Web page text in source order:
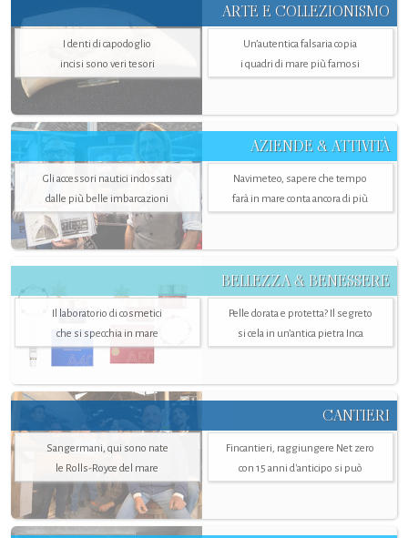
ARTE E COLLEZIONISMO
I denti di capodoglio
incisi sono veri tesori
Un’autentica falsaria copia
i quadri di mare più famosi
AZIENDE & ATTIVITÀ
Gli accessori nautici indossati
dalle più belle imbarcazioni
Navimeteo, sapere che tempo
farà in mare conta ancora di più
BELLEZZA & BENESSERE
Il laboratorio di cosmetici
che si specchia in mare
Pelle dorata e protetta? Il segreto
si cela in un’antica pietra Inca
CANTIERI
Sangermani, qui sono nate
le Rolls-Royce del mare
Fincantieri, raggiungere Net zero
con 15 anni d'anticipo si può